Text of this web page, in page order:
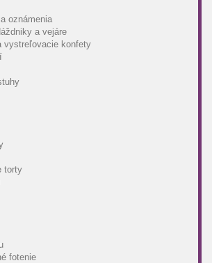
oznámenia
a vejáre
vystreľovacie konfety
torty
fotenie